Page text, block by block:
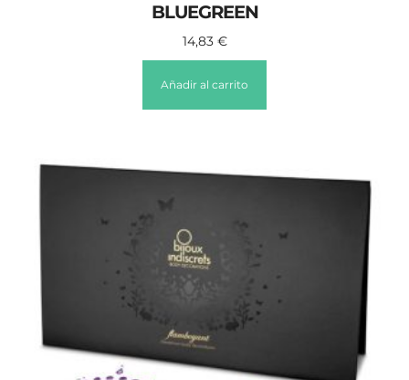
BLUEGREEN
14,83 €
Añadir al carrito